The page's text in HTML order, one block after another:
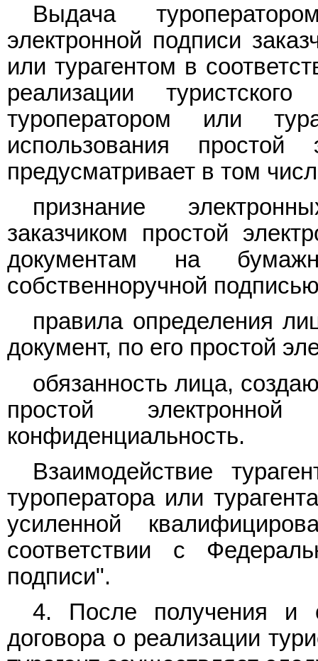
Выдача
электронной подписи
или турагентом в
реализации
туроператором или
использования простой
предусматривает в том
признание
заказчиком простой
документам на
собственноручной
правила определения
документ, по его простой
обязанность лица,
простой
конфиденциальность.
Взаимодействие
туроператора или
усиленной
соответствии с
подписи".
4. После получения и
договора о реализации